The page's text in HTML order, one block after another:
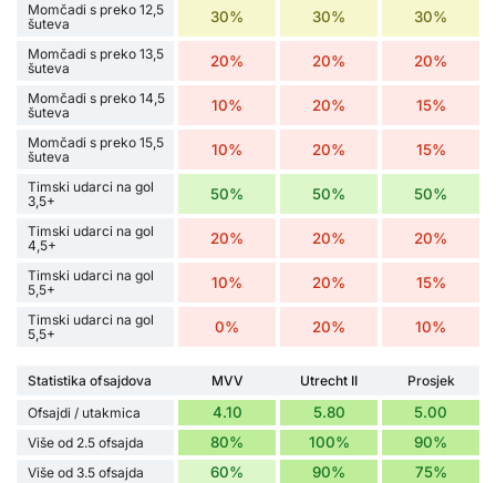
Momčadi s preko 12,5
šuteva
30% 30% 30%
Momčadi s preko 13,5
šuteva
20% 20% 20%
Momčadi s preko 14,5
šuteva
10% 20% 15%
Momčadi s preko 15,5
šuteva
10% 20% 15%
Timski udarci na gol
3,5+
50% 50% 50%
Timski udarci na gol
4,5+
20% 20% 20%
Timski udarci na gol
5,5+
10% 20% 15%
Timski udarci na gol
5,5+
0% 20% 10%
Statistika ofsajdova MVV Utrecht II
Prosjek
Ofsajdi / utakmica
4.10 5.80 5.00
Više od 2.5 ofsajda 80% 100% 90%
Više od 3.5 ofsajda 60% 90% 75%